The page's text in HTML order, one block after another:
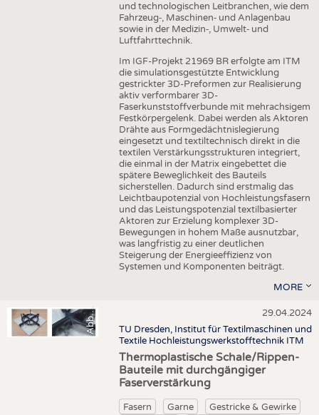
und technologischen Leitbranchen, wie dem
Fahrzeug‑, Maschinen‑ und Anlagenbau
sowie in der Medizin‑, Umwelt‑ und
Luftfahrttechnik.
Im IGF-Projekt 21969 BR erfolgte am ITM
die simulationsgestützte Entwicklung
gestrickter 3D-Preformen zur Realisierung
aktiv verformbarer 3D-
Faserkunststoffverbunde mit mehrachsigem
Festkörpergelenk. Dabei werden als Aktoren
Drähte aus Formgedächtnislegierung
eingesetzt und textiltechnisch direkt in die
textilen Verstärkungsstrukturen integriert,
die einmal in der Matrix eingebettet die
spätere Beweglichkeit des Bauteils
sicherstellen. Dadurch sind erstmalig das
Leichtbaupotenzial von Hochleistungsfasern
und das Leistungspotenzial textilbasierter
Aktoren zur Erzielung komplexer 3D-
Bewegungen in hohem Maße ausnutzbar,
was langfristig zu einer deutlichen
Steigerung der Energieeffizienz von
Systemen und Komponenten beiträgt.
MORE
A
b
d
e
29.04.2024
TU Dresden, Institut für Textilmaschinen und
Textile Hochleistungswerkstofftechnik ITM
Thermoplastische Schale/Rippen-
Bauteile mit durchgängiger
Faserverstärkung
Fasern Garne
Gestricke & Gewirke